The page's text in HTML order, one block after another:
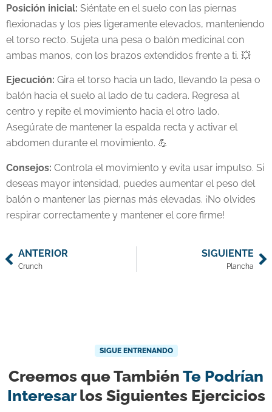
Posición inicial: Siéntate en el suelo con las piernas
flexionadas y los pies ligeramente elevados, manteniendo
el torso recto. Sujeta una pesa o balón medicinal con
ambas manos, con los brazos extendidos frente a ti. 💥
Ejecución: Gira el torso hacia un lado, llevando la pesa o
balón hacia el suelo al lado de tu cadera. Regresa al
centro y repite el movimiento hacia el otro lado.
Asegúrate de mantener la espalda recta y activar el
abdomen durante el movimiento. 💪
Consejos: Controla el movimiento y evita usar impulso. Si
deseas mayor intensidad, puedes aumentar el peso del
balón o mantener las piernas más elevadas. ¡No olvides
respirar correctamente y mantener el core firme!
ANTERIOR
Crunch
SIGUIENTE
Plancha
SIGUE ENTRENANDO
Creemos que También Te Podrían
Interesarlos Siguientes Ejercicios